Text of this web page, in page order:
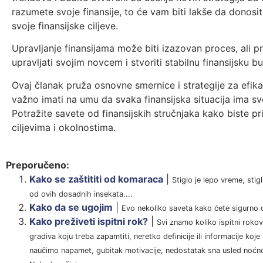
razumete svoje finansije, to će vam biti lakše da
svoje finansijske ciljeve.
Upravljanje finansijama može biti izazovan proces, ali
upravljati svojim novcem i stvoriti stabilnu finansijsku
Ovaj članak pruža osnovne smernice i strategije za
važno imati na umu da svaka finansijska situacija ima
Potražite savete od finansijskih stručnjaka kako biste
ciljevima i okolnostima.
Preporučeno:
Kako se zaštititi od komaraca
Stiglo je lepo vreme,
od ovih dosadnih insekata....
Kako da se ugojim Evo nekoliko saveta kako ćete sigurno
Kako preživeti ispitni rok?
Svi znamo koliko ispitni
gradiva koju treba zapamtiti, neretko definicije ili informacije
naučimo napamet, gubitak motivacije, nedostatak sna usled